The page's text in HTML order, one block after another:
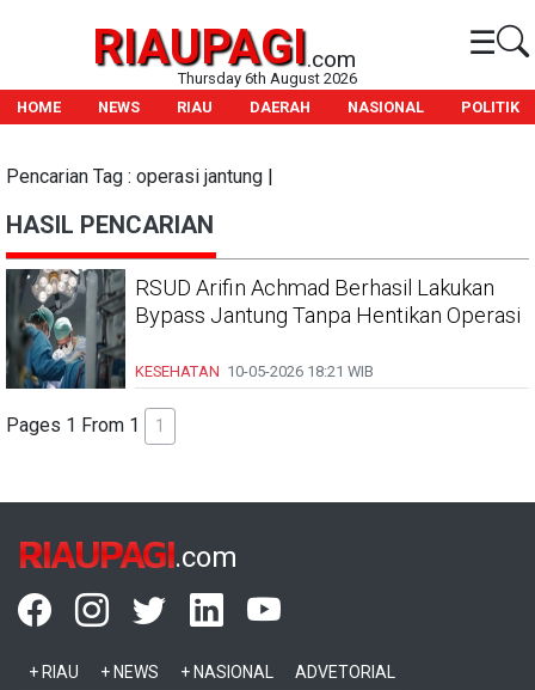
RIAUPAGI.com ☰
Thursday 6th August 2026
HOME
NEWS RIAU DAERAH NASIONAL POLITIK
Pencarian Tag : operasi jantung |
HASIL PENCARIAN
RSUD Arifin Achmad Berhasil Lakukan
Bypass Jantung Tanpa Hentikan Operasi
KESEHATAN 10-05-2026 18:21 WIB
Pages 1 From 1 1
RIAUPAGI.com
+ RIAU + NEWS + NASIONAL
ADVETORIAL